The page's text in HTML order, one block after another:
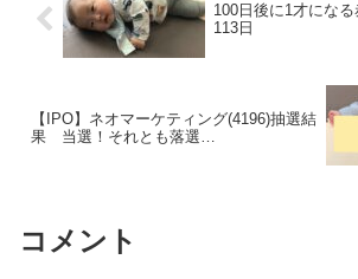
100日後に1才にな
113日
【IPO】ネオマーケティング(4196)抽選結
果 当選！それとも落選…
コメント